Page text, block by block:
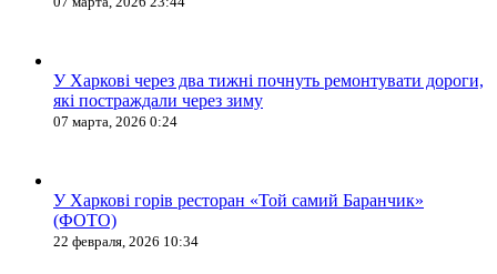
У Харкові через два тижні почнуть ремонтувати дороги,
які постраждали через зиму
07 марта, 2026 0:24
У Харкові горів ресторан «Той самий Баранчик»
(ФОТО)
22 февраля, 2026 10:34